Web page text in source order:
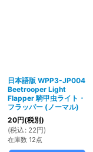
日本語版 WPP3-JP004
Beetrooper Light
Flapper 騎甲虫ライト・
フラッパー (ノーマル)
20円(税別)
(税込 : 22円)
在庫数 12点